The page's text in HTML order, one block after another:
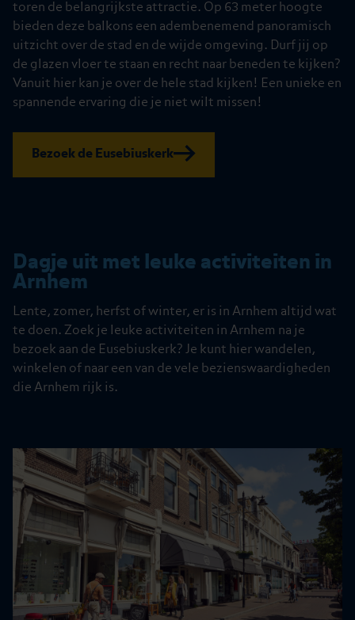
toren de belangrijkste attractie. Op 63 meter hoogte
bieden deze balkons een adembenemend panoramisch
uitzicht over de stad en de wijde omgeving. Durf jij op
de glazen vloer te staan en recht naar beneden te kijken?
Vanuit hier kan je over de hele stad kijken! Een unieke en
spannende ervaring die je niet wilt missen!
Bezoek de Eusebiuskerk
Dagje uit met leuke activiteiten in
Arnhem
Lente, zomer, herfst of winter, er is in Arnhem altijd wat
te doen. Zoek je leuke activiteiten in Arnhem na je
bezoek aan de Eusebiuskerk? Je kunt hier wandelen,
winkelen of naar een van de vele bezienswaardigheden
die Arnhem rijk is.